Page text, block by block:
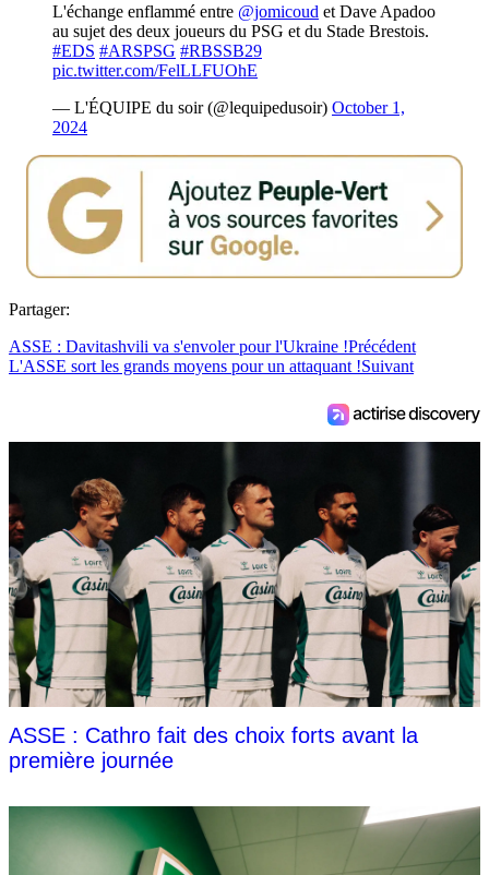
L'échange enflammé entre @jomicoud et Dave Apadoo
au sujet des deux joueurs du PSG et du Stade Brestois.
#EDS #ARSPSG #RBSSB29
pic.twitter.com/FelLLFUOhE
— L'ÉQUIPE du soir (@lequipedusoir) October 1,
2024
Partager:
ASSE : Davitashvili va s'envoler pour l'Ukraine !Précédent
L'ASSE sort les grands moyens pour un attaquant !Suivant
ASSE : Cathro fait des choix forts avant la
première journée